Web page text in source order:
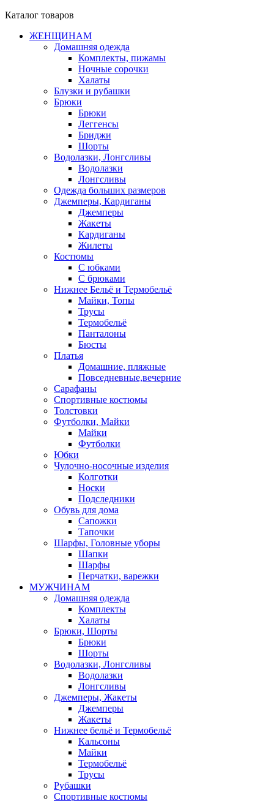
Каталог товаров
ЖЕНЩИНАМ
Домашняя одежда
Комплекты, пижамы
Ночные сорочки
Халаты
Блузки и рубашки
Брюки
Брюки
Леггенсы
Бриджи
Шорты
Водолазки, Лонгсливы
Водолазки
Лонгсливы
Одежда больших размеров
Джемперы, Кардиганы
Джемперы
Жакеты
Кардиганы
Жилеты
Костюмы
С юбками
С брюками
Нижнее Бельё и Термобельё
Майки, Топы
Трусы
Термобельё
Панталоны
Бюсты
Платья
Домашние, пляжные
Повседневные,вечерние
Сарафаны
Спортивные костюмы
Толстовки
Футболки, Майки
Майки
Футболки
Юбки
Чулочно-носочные изделия
Колготки
Носки
Подследники
Обувь для дома
Сапожки
Тапочки
Шарфы, Головные уборы
Шапки
Шарфы
Перчатки, варежки
МУЖЧИНАМ
Домашняя одежда
Комплекты
Халаты
Брюки, Шорты
Брюки
Шорты
Водолазки, Лонгсливы
Водолазки
Лонгсливы
Джемперы, Жакеты
Джемперы
Жакеты
Нижнее бельё и Термобельё
Кальсоны
Майки
Термобельё
Трусы
Рубашки
Спортивные костюмы